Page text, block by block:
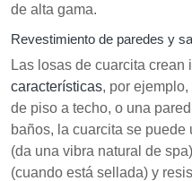
de alta gama.
Revestimiento de paredes y
Las losas de cuarcita crean
características, por
de piso a techo, o una
baños, la cuarcita se
(da una vibra natural de
(cuando está sellada) y